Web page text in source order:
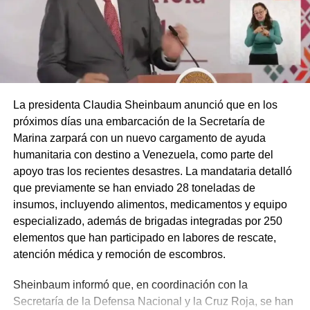
La presidenta Claudia Sheinbaum anunció que en los
próximos días una embarcación de la Secretaría de
Marina zarpará con un nuevo cargamento de ayuda
humanitaria con destino a Venezuela, como parte del
apoyo tras los recientes desastres. La mandataria detalló
que previamente se han enviado 28 toneladas de
insumos, incluyendo alimentos, medicamentos y equipo
especializado, además de brigadas integradas por 250
elementos que han participado en labores de rescate,
atención médica y remoción de escombros.
Sheinbaum informó que, en coordinación con la
Secretaría de la Defensa Nacional y la Cruz Roja, se han